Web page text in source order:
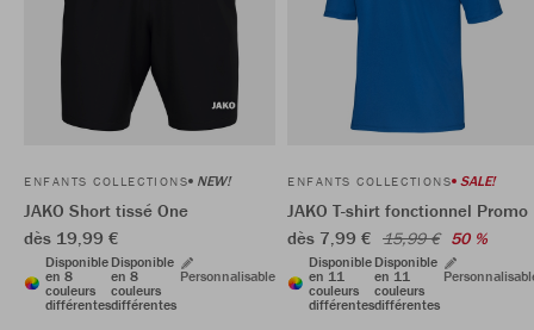
ENFANTS COLLECTIONS NEW!
JAKO Short tissé One
dès 19,99 €
Disponible
en 8
couleurs
différentes
Disponible
en 8
couleurs
différentes
Personnalisable
ENFANTS COLLECTIONS SALE!
JAKO T-shirt fonctionnel Promo
dès 7,99 € 15,99 € 50 %
Disponible
en 11
couleurs
différentes
Disponible
en 11
couleurs
différentes